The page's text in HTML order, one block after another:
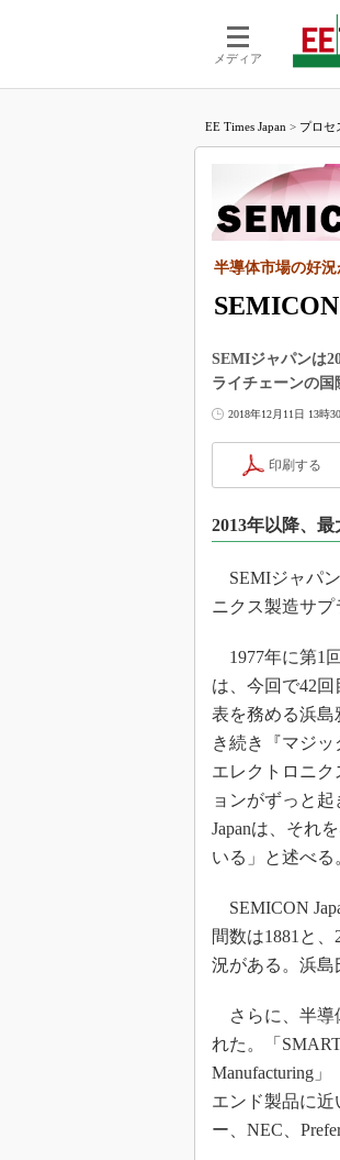
メディア
EE Times Japan > プロセ
半導体市場の好況
SEMIジャパンは
ライチェーンの国
2018年12月11日 13時
印刷する
2013年以降、
SEMIジャパン
ニクス製造サプ
1977年に第1
は、今回で42
表を務める浜島
き続き『マジッ
エレクトロニ
ョンがずっと
Japanは、それ
いる」と述べる
SEMICON
間数は1881と
況がある。浜島
さらに、半導
れた。「
Manufacturing
エンド製品に近
ー、NEC、